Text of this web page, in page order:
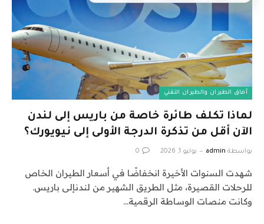
آفاق الطيران والطيران التقني
لماذا تكلف طائرة خاصة من باريس إلى لندن
الآن أقل من تذكرة الدرجة الأولى إلى نيويورك؟
بواسطة admin يوليو 1, 2026 0
شهدت السنوات الأخيرة انخفاضًا في أسعار الطيران الخاص
للرحلات القصيرة، مثل الطريق الشهير من لندنإلى باريس.
وكانت منصات الوساطة الرقمية…